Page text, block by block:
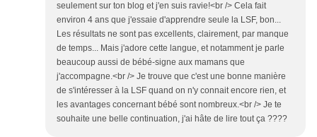
seulement sur ton blog et j'en suis ravie!<br /> Cela fait
environ 4 ans que j'essaie d'apprendre seule la LSF, bon...
Les résultats ne sont pas excellents, clairement, par manque
de temps... Mais j'adore cette langue, et notamment je parle
beaucoup aussi de bébé-signe aux mamans que
j'accompagne.<br /> Je trouve que c'est une bonne manière
de s'intéresser à la LSF quand on n'y connait encore rien, et
les avantages concernant bébé sont nombreux.<br /> Je te
souhaite une belle continuation, j'ai hâte de lire tout ça ????